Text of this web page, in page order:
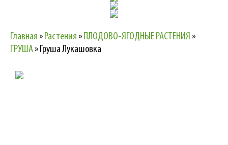
Главная» Растения» ПЛОДОВО-ЯГОДНЫЕ РАСТЕНИЯ »
ГРУША» Груша Лукашовка